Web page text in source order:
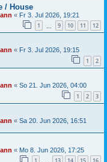
/ House
« Fr 3. Jul 2026, 19:21
1 9 10 11 12
« Fr 3. Jul 2026, 19:15
1 2
« So 21. Jun 2026, 04:00
1 2 3
« Sa 20. Jun 2026, 16:51
« Mo 8. Jun 2026, 17:25